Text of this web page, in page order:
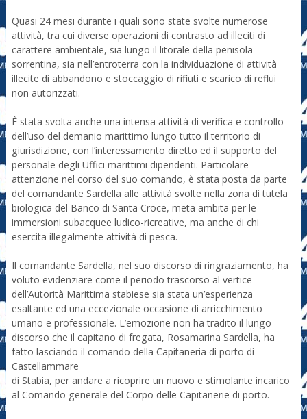
Quasi 24 mesi durante i quali sono state svolte numerose
attività, tra cui diverse operazioni di contrasto ad illeciti di
carattere ambientale, sia lungo il litorale della penisola
sorrentina, sia nell’entroterra con la individuazione di attività
illecite di abbandono e stoccaggio di rifiuti e scarico di reflui
non autorizzati.
È stata svolta anche una intensa attività di verifica e controllo
dell’uso del demanio marittimo lungo tutto il territorio di
giurisdizione, con l’interessamento diretto ed il supporto del
personale degli Uffici marittimi dipendenti. Particolare
attenzione nel corso del suo comando, è stata posta da parte
del comandante Sardella alle attività svolte nella zona di tutela
biologica del Banco di Santa Croce, meta ambita per le
immersioni subacquee ludico-ricreative, ma anche di chi
esercita illegalmente attività di pesca.
Il comandante Sardella, nel suo discorso di ringraziamento, ha
voluto evidenziare come il periodo trascorso al vertice
dell’Autorità Marittima stabiese sia stata un’esperienza
esaltante ed una eccezionale occasione di arricchimento
umano e professionale. L’emozione non ha tradito il lungo
discorso che il capitano di fregata, Rosamarina Sardella, ha
fatto lasciando il comando della Capitaneria di porto di
Castellammare
di Stabia, per andare a ricoprire un nuovo e stimolante incarico
al Comando generale del Corpo delle Capitanerie di porto.